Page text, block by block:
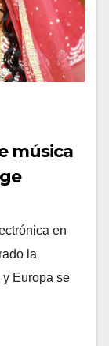
música
en
la
Europa se